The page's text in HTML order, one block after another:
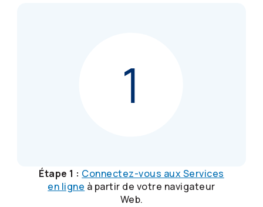
Étape 1 : Connectez-vous aux Services
en ligne à partir de votre navigateur
Web.